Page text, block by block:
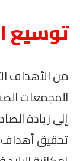
توسيع
من الأهداف
المجمعات
إلى زيادة
تحقيق أهداف